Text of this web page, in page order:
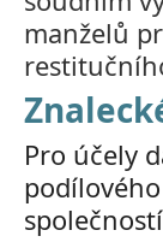
manželů
Pro účely